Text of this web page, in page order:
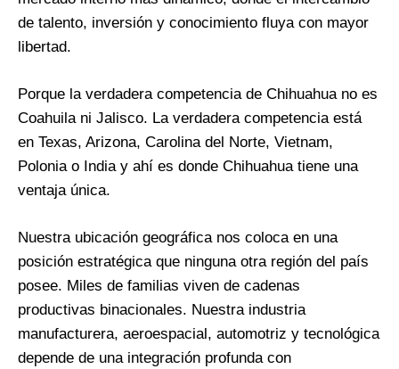
de talento, inversión y conocimiento fluya con mayor
libertad.
Porque la verdadera competencia de Chihuahua no es
Coahuila ni Jalisco. La verdadera competencia está
en Texas, Arizona, Carolina del Norte, Vietnam,
Polonia o India y ahí es donde Chihuahua tiene una
ventaja única.
Nuestra ubicación geográfica nos coloca en una
posición estratégica que ninguna otra región del país
posee. Miles de familias viven de cadenas
productivas binacionales. Nuestra industria
manufacturera, aeroespacial, automotriz y tecnológica
depende de una integración profunda con